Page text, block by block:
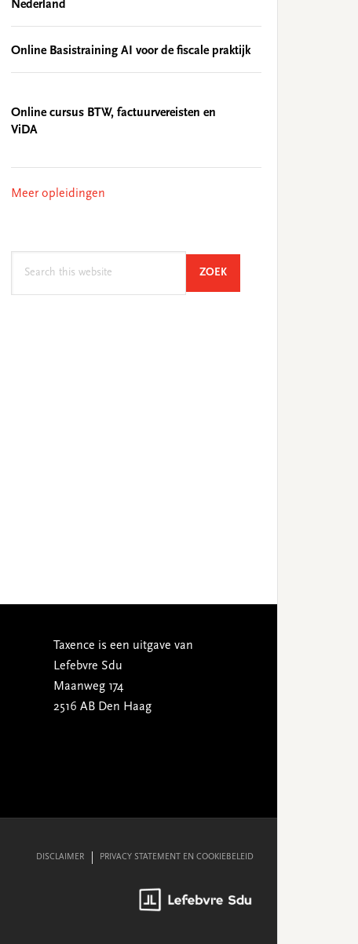
Nederland
Online Basistraining AI voor de fiscale praktijk
Online cursus BTW, factuurvereisten en
ViDA
Meer opleidingen
ZOEKSEARCH
Taxence is een uitgave van
Lefebvre Sdu
Maanweg 174
2516 AB Den Haag
DISCLAIMER PRIVACY STATEMENT EN COOKIEBELEID